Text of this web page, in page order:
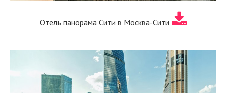
Отель панорама Сити в Москва-Сити